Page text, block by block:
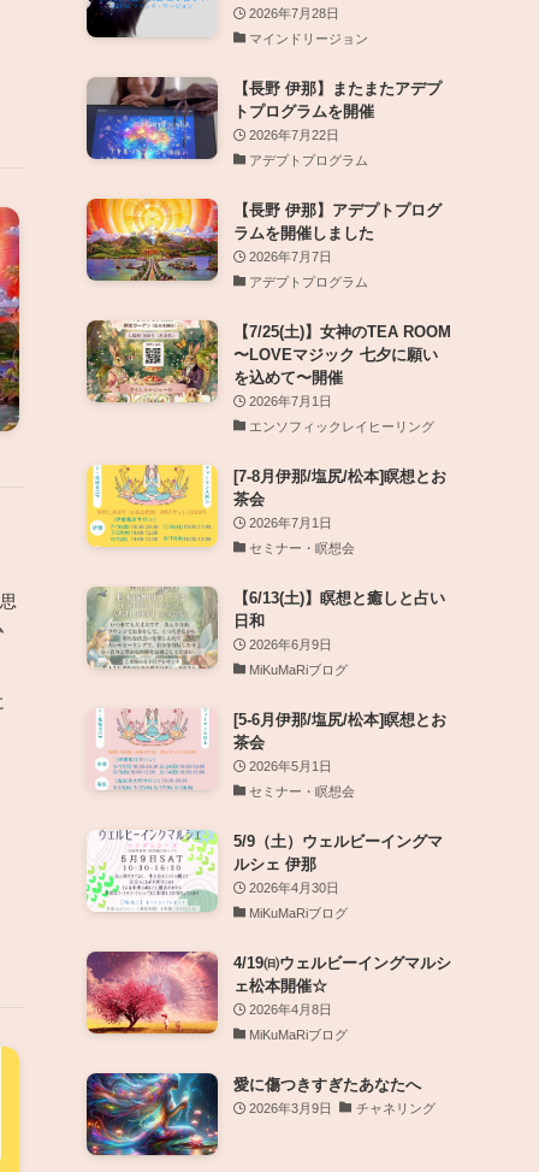
2026年7月28日
マインドリージョン
【長野 伊那】またまたアデプ
トプログラムを開催
2026年7月22日
アデプトプログラム
【長野 伊那】アデプトプログ
ラムを開催しました
2026年7月7日
アデプトプログラム
【7/25(土)】女神のTEA ROOM
〜LOVEマジック 七夕に願い
を込めて〜開催
2026年7月1日
エンソフィックレイヒーリング
[7-8月伊那/塩尻/松本]瞑想とお
茶会
2026年7月1日
セミナー・瞑想会
【6/13(土)】瞑想と癒しと占い
日和
2026年6月9日
MiKuMaRiブログ
[5-6月伊那/塩尻/松本]瞑想とお
茶会
2026年5月1日
セミナー・瞑想会
5/9（土）ウェルビーイングマ
ルシェ 伊那
2026年4月30日
MiKuMaRiブログ
4/19㈰ウェルビーイングマルシ
ェ松本開催☆
2026年4月8日
MiKuMaRiブログ
愛に傷つきすぎたあなたへ
2026年3月9日 チャネリング